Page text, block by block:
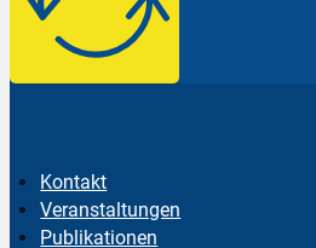
Kontakt
Veranstaltungen
Publikationen